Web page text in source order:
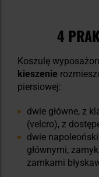
4
Koszulę
kieszenie
piersiowej:
dwie główne, z
(velcro), z
dwie
głównymi,
zamkami